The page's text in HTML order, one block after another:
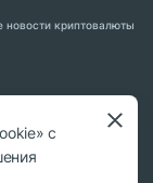
новости криптовалюты
с